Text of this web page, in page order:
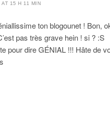
15 H 11 MIN
ton blogounet ! Bon,
pas très grave hein ! si ? :S
pour dire GÉNIAL !!! Hâte de